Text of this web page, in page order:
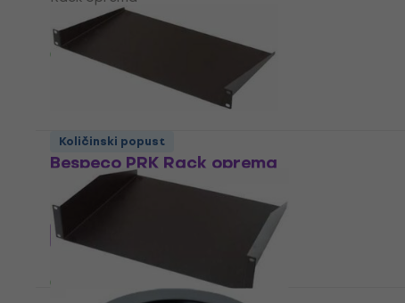
/5
0,59 €
Na skladištu
Bespeco PRK Rack oprema
Rack oprema
4,6
26,60 €
Količinski popust